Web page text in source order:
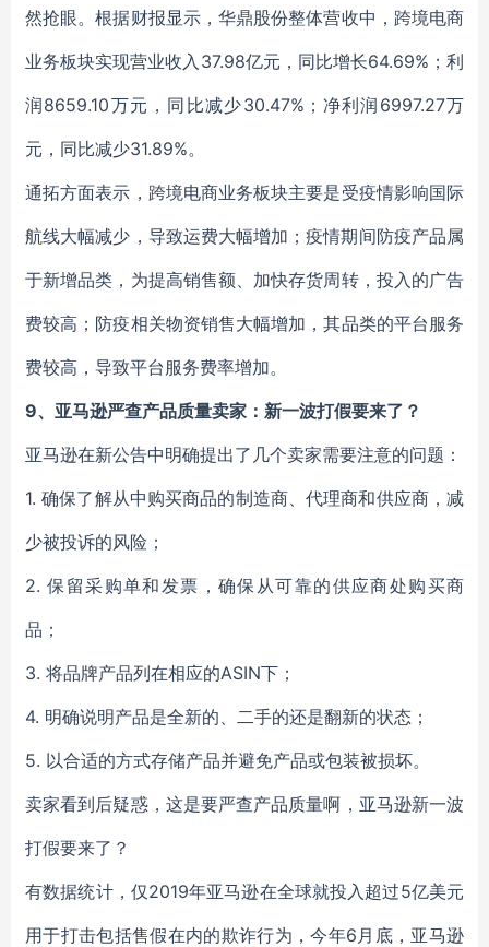
然抢眼。根据财报显示，华鼎股份整体营收中，跨境电商
业务板块实现营业收入37.98亿元，同比增长64.69%；利
润8659.10万元，同比减少30.47%；净利润6997.27万
元，同比减少31.89%。
通拓方面表示，跨境电商业务板块主要是受疫情影响国际
航线大幅减少，导致运费大幅增加；疫情期间防疫产品属
于新增品类，为提高销售额、加快存货周转，投入的广告
费较高；防疫相关物资销售大幅增加，其品类的平台服务
费较高，导致平台服务费率增加。
9、亚马逊严查产品质量卖家：新一波打假要来了？
亚马逊在新公告中明确提出了几个卖家需要注意的问题：
1. 确保了解从中购买商品的制造商、代理商和供应商，减
少被投诉的风险；
2. 保留采购单和发票，确保从可靠的供应商处购买商
品；
3. 将品牌产品列在相应的ASIN下；
4. 明确说明产品是全新的、二手的还是翻新的状态；
5. 以合适的方式存储产品并避免产品或包装被损坏。
卖家看到后疑惑，这是要严查产品质量啊，亚马逊新一波
打假要来了？
有数据统计，仅2019年亚马逊在全球就投入超过5亿美元
用于打击包括售假在内的欺诈行为，今年6月底，亚马逊